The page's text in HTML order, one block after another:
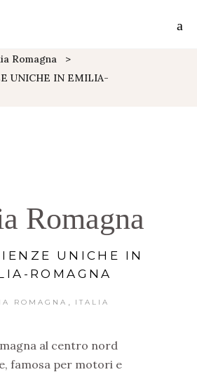
Romagna
>
UNICHE IN EMILIA-
Romagna
UNICHE IN
ROMAGNA
ROMAGNA ITALIA
al centro nord
famosa per motori e